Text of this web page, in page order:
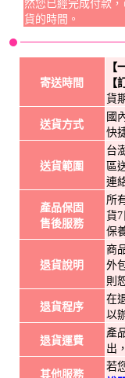
然您已經完成付款
貨的時間。
寄送時間
【
【
貨
送貨方式
國
快
送貨範圍
台
區
連
產品保固
售後服務
所
貨
保
退貨說明
商
外
則
退貨程序
在
以
退貨運費
產
出
其他服務
若